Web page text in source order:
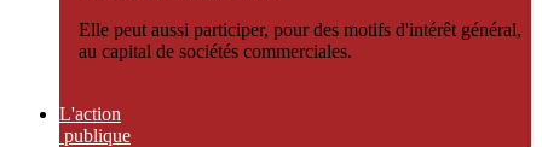
Elle peut aussi participer, pour des motifs d'intérêt général,
au capital de sociétés commerciales.
L'action
publique